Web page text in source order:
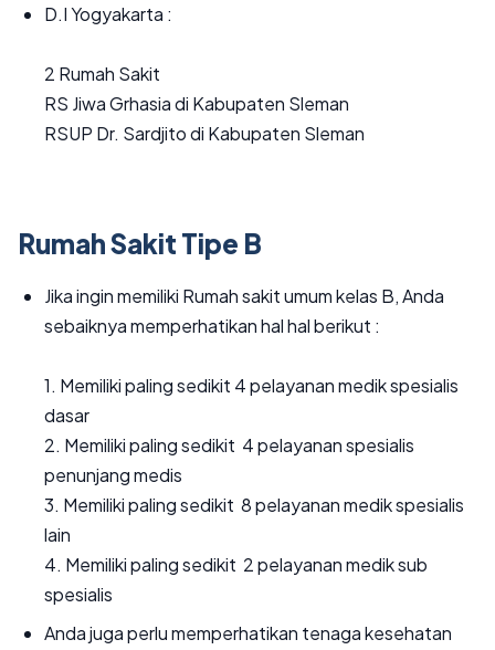
D.I Yogyakarta :
2 Rumah Sakit
RS Jiwa Grhasia di Kabupaten Sleman
RSUP Dr. Sardjito di Kabupaten Sleman
Rumah Sakit Tipe B
Jika ingin memiliki Rumah sakit umum kelas B, Anda
sebaiknya memperhatikan hal hal berikut :
1. Memiliki paling sedikit 4 pelayanan medik spesialis
dasar
2. Memiliki paling sedikit 4 pelayanan spesialis
penunjang medis
3. Memiliki paling sedikit 8 pelayanan medik spesialis
lain
4. Memiliki paling sedikit 2 pelayanan medik sub
spesialis
Anda juga perlu memperhatikan tenaga kesehatan